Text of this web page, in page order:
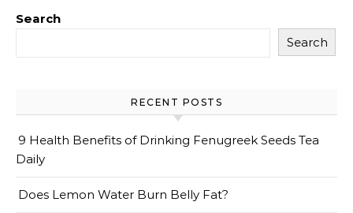
Search
Search
RECENT POSTS
9 Health Benefits of Drinking Fenugreek Seeds Tea
Daily
Does Lemon Water Burn Belly Fat?